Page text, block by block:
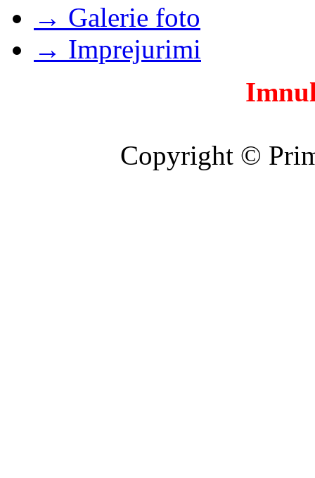
→ Galerie foto
→ Imprejurimi
Copyright ©